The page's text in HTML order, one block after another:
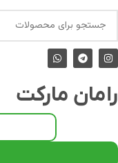
رامان مارکت